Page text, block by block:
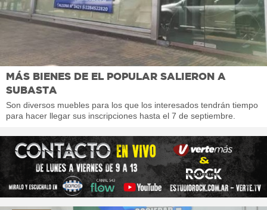
MÁS BIENES DE EL POPULAR SALIERON A
SUBASTA
Son diversos muebles para los que los interesados tendrán tiempo
para hacer llegar sus inscripciones hasta el 7 de septiembre.